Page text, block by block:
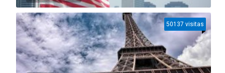
50137 visitas